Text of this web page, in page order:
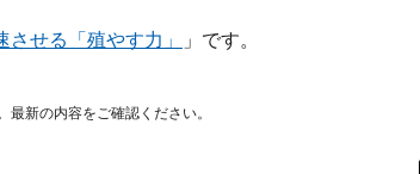
させる「殖やす力」 」です。
新の内容をご確認ください。